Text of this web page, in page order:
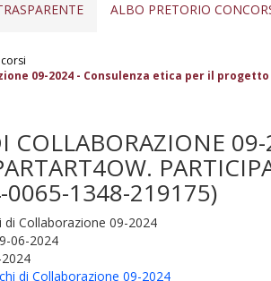
ALBO PRETORIO
09-2024 - Consulenza etica per il
COLLABORAZIONE
0065-1348-219175)
di Collaborazione 09-2024
06-2024
di Collaborazione 09-2024